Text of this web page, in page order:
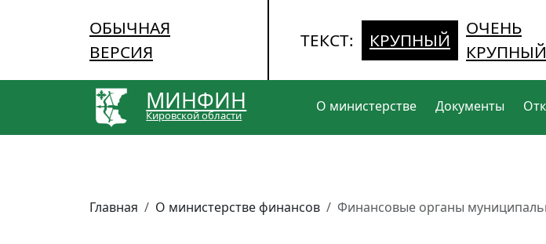
ОБЫЧНАЯ
ВЕРСИЯ
ТЕКСТ: КРУПНЫЙ
ОЧЕНЬ
КРУПНЫЙ
МИНФИН
Кировской области
О министерстве Документы
Главная О министерстве финансов Финансовые органы